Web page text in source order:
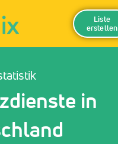
Liste
erstellen
in